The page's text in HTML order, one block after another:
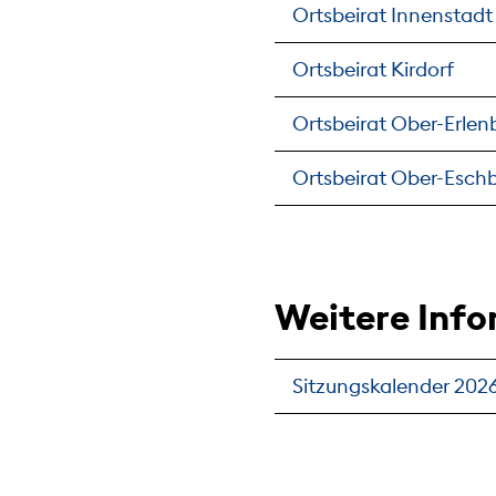
Ortsbeirat Innenstadt
Ortsbeirat Kirdorf
Ortsbeirat Ober-
Ortsbeirat Ober-
Weitere
Sitzungskalender